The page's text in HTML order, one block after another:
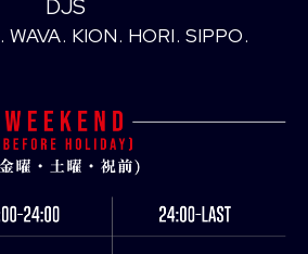
DJS
WAVA KION HORI SIPPO